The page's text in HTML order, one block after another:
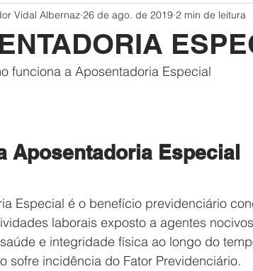
Vidal Albernaz 26 de ago. de 2019 2 min de leitura
funciona a Aposentadoria Especial
Aposentadoria Especial
Especial é o benefício previdenciário
laborais exposto a agentes
e integridade física ao longo do
sofre incidência do Fator Previdenciário.